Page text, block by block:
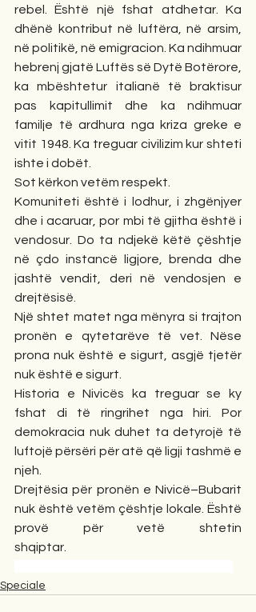
rebel. Është një fshat atdhetar. Ka
dhënë kontribut në luftëra, në arsim,
në politikë, në emigracion. Ka ndihmuar
hebrenj gjatë Luftës së Dytë Botërore,
ka mbështetur italianë të braktisur
pas kapitullimit dhe ka ndihmuar
familje të ardhura nga kriza greke e
vitit 1948. Ka treguar civilizim kur shteti
ishte i dobët.
Sot kërkon vetëm respekt.
Komuniteti është i lodhur, i zhgënjyer
dhe i acaruar, por mbi të gjitha është i
vendosur. Do ta ndjekë këtë çështje
në çdo instancë ligjore, brenda dhe
jashtë vendit, deri në vendosjen e
drejtësisë.
Një shtet matet nga mënyra si trajton
pronën e qytetarëve të vet. Nëse
prona nuk është e sigurt, asgjë tjetër
nuk është e sigurt.
Historia e Nivicës ka treguar se ky
fshat di të ringrihet nga hiri. Por
demokracia nuk duhet ta detyrojë të
luftojë përsëri për atë që ligji tashmë e
njeh.
Drejtësia për pronën e Nivicë–Bubarit
nuk është vetëm çështje lokale. Është
provë për vetë shtetin
shqiptar.
Speciale